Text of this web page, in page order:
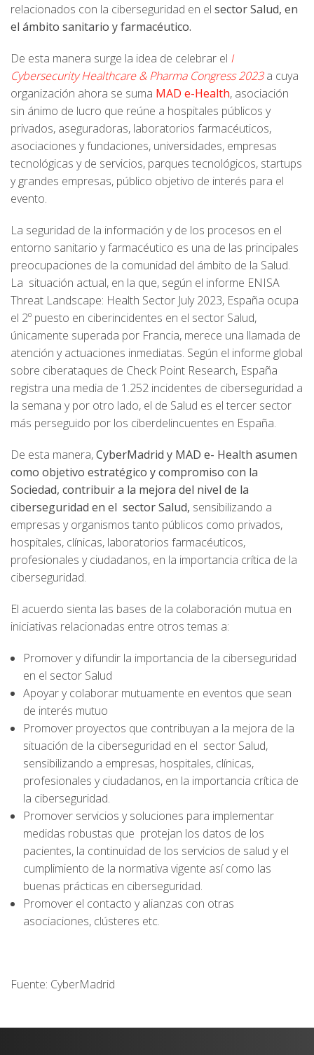
relacionados con la ciberseguridad en el sector Salud, en
el ámbito sanitario y farmacéutico.
De esta manera surge la idea de celebrar el I
Cybersecurity Healthcare & Pharma Congress 2023a cuya
organización ahora se suma MAD e-Health, asociación
sin ánimo de lucro que reúne a hospitales públicos y
privados, aseguradoras, laboratorios farmacéuticos,
asociaciones y fundaciones, universidades, empresas
tecnológicas y de servicios, parques tecnológicos, startups
y grandes empresas, público objetivo de interés para el
evento.
La seguridad de la información y de los procesos en el
entorno sanitario y farmacéutico es una de las principales
preocupaciones de la comunidad del ámbito de la Salud.
La situación actual, en la que, según el informe ENISA
Threat Landscape: Health Sector July 2023, España ocupa
el 2º puesto en ciberincidentes en el sector Salud,
únicamente superada por Francia, merece una llamada de
atención y actuaciones inmediatas. Según el informe global
sobre ciberataques de Check Point Research, España
registra una media de 1.252 incidentes de ciberseguridad a
la semana y por otro lado, el de Salud es el tercer sector
más perseguido por los ciberdelincuentes en España.
De esta manera,CyberMadrid y MAD e- Health asumen
como objetivo estratégico y compromiso con la
Sociedad, contribuir a la mejora del nivel de la
ciberseguridad en el sector Salud, sensibilizando a
empresas y organismos tanto públicos como privados,
hospitales, clínicas, laboratorios farmacéuticos,
profesionales y ciudadanos, en la importancia crítica de la
ciberseguridad.
El acuerdo sienta las bases de la colaboración mutua en
iniciativas relacionadas entre otros temas a:
Promover y difundir la importancia de la ciberseguridad
en el sector Salud
Apoyar y colaborar mutuamente en eventos que sean
de interés mutuo
Promover proyectos que contribuyan a la mejora de la
situación de la ciberseguridad en el sector Salud,
sensibilizando a empresas, hospitales, clínicas,
profesionales y ciudadanos, en la importancia crítica de
la ciberseguridad.
Promover servicios y soluciones para implementar
medidas robustas que protejan los datos de los
pacientes, la continuidad de los servicios de salud y el
cumplimiento de la normativa vigente así como las
buenas prácticas en ciberseguridad.
Promover el contacto y alianzas con otras
asociaciones, clústeres etc.
Fuente: CyberMadrid